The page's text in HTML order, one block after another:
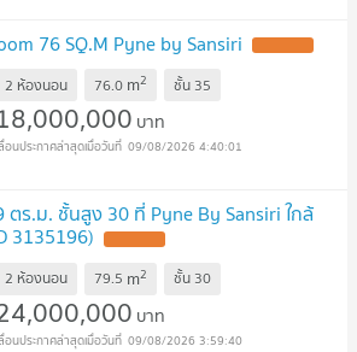
76 SQ.M Pyne by Sansiri
2 ห้องนอน 76.0 m2 ชั้น 35
บาท
09/08/2026 4:40:01
ร.ม. ชั้นสูง 30 ที่ Pyne By Sansiri ใกล้
3135196)
2 ห้องนอน 79.5 m2 ชั้น 30
บาท
09/08/2026 3:59:40